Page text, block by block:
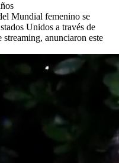
Mundial femenino se
Unidos a través de
anunciaron este